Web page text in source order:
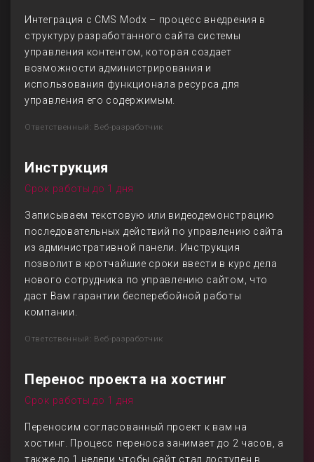
Интеграция с CMS Modx – процесс внедрения в
структуру разработанного сайта системы
управления контентом, которая создает
возможности администрирования и
использования функционала ресурса для
управления его содержимым.
Ответственный: Веб-разработчик
Инструкция
Срок работы до 1 дня
Записываем текстовую или видеодемонстрацию
последовательных действий по управлению сайта
из административной панели. Инструкция
позволит в кротчайшие сроки ввести в курс дела
нового сотрудника по управлению сайтом, что
даст Вам гарантии бесперебойной работы
компании.
Ответственный: Веб-разработчик
Перенос проекта на хостинг
Срок работы до 1 дня
Переносим согласованный проект к вам на
хостинг. Процесс переноса занимает до 2 часов, а
также до 1 недели чтобы сайт стал доступен в